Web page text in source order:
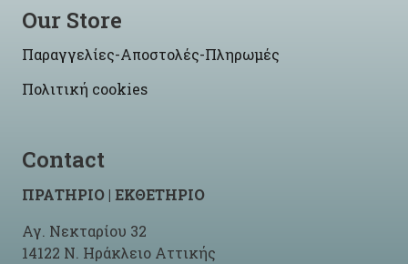
Our Store
Παραγγελίες-Αποστολές-Πληρωμές
Πολιτική cookies
Contact
ΠΡΑΤΗΡΙΟ | ΕΚΘΕΤΗΡΙΟ
Αγ. Νεκταρίου 32
14122 Ν. Ηράκλειο Αττικής